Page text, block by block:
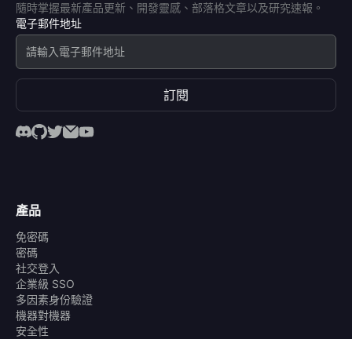
隨時掌握最新產品更新、開發靈感、部落格文章以及研究速報。
電子郵件地址
訂閱
產品
免密碼
密碼
社交登入
企業級 SSO
多因素身份驗證
機器對機器
安全性